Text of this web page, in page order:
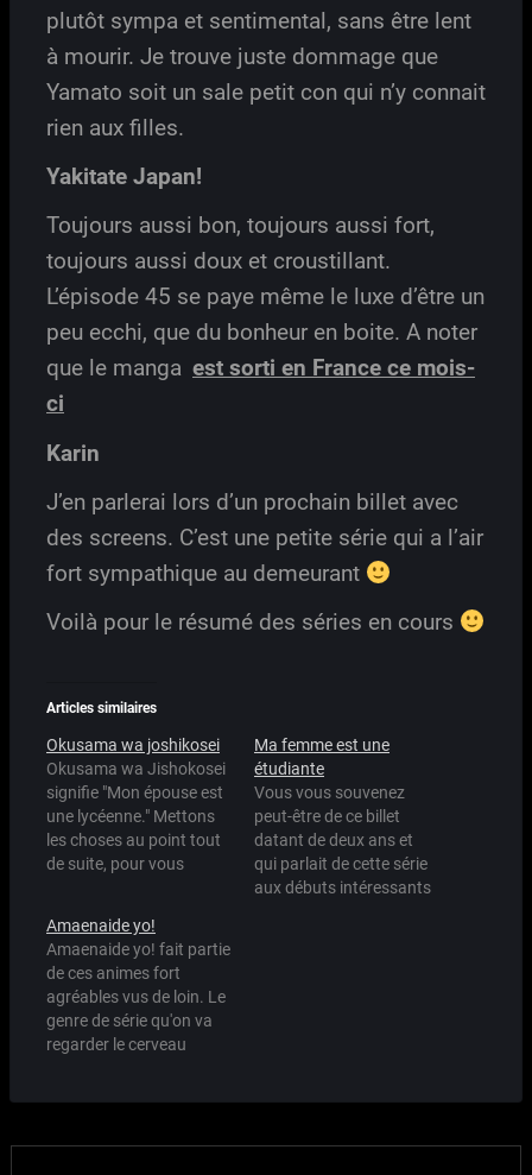
plutôt sympa et sentimental, sans être lent
à mourir. Je trouve juste dommage que
Yamato soit un sale petit con qui n’y connait
rien aux filles.
Yakitate Japan!
Toujours aussi bon, toujours aussi fort,
toujours aussi doux et croustillant.
L’épisode 45 se paye même le luxe d’être un
peu ecchi, que du bonheur en boite. A noter
que le manga est sorti en France ce mois-
ci
Karin
J’en parlerai lors d’un prochain billet avec
des screens. C’est une petite série qui a l’air
fort sympathique au demeurant
Voilà pour le résumé des séries en cours
Articles similaires
Okusama wa joshikosei
Okusama wa Jishokosei
signifie "Mon épouse est
une lycéenne." Mettons
les choses au point tout
de suite, pour vous
subjective: Ayako
Kawasumi-sama chante
l'opening. Ayako
Kawasumi-sama prête
sa voix à l'héroine. Avec
ces deux points, il m'est
impossible d'être
Ma femme est une
étudiante
Vous vous souvenez
peut-être de ce billet
datant de deux ans et
qui parlait de cette série
aux débuts intéressants
Amaenaide yo!
Amaenaide yo! fait partie
de ces animes fort
agréables vus de loin. Le
genre de série qu'on va
regarder le cerveau